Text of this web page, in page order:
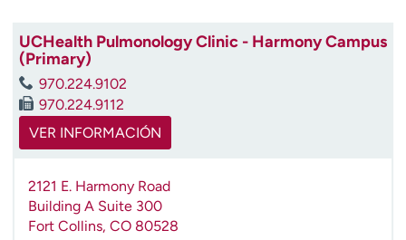
m
e
c
UCHealth Pulmonology Clinic - Harmony Campus
(Primary)
970.224.9102
970.224.9112
VER INFORMACIÓN
2121 E. Harmony Road
Building A Suite 300
Fort Collins, CO 80528